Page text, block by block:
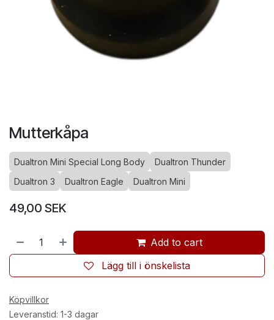
Mutterkåpa
Dualtron Mini Special Long Body
Dualtron Thunder
Dualtron 3
Dualtron Eagle Dualtron Mini
49,00 SEK
Add to cart
Lägg till i önskelista
Köpvillkor
Leveranstid: 1-3 dagar